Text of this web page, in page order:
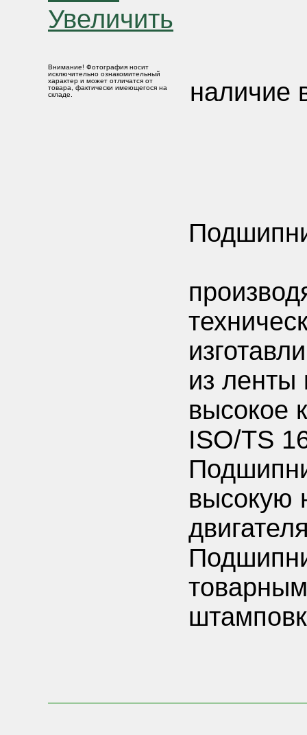
Увеличить
Внимание! Фотография носит
исключительно ознакомительный
характер и может отличатся от
товара, фактически имеющегося на
складе.
наличие
из ленты
высокое
ISO/TS
высокую